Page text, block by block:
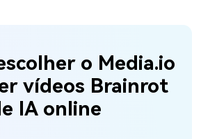
o Media.io
vídeos Brainrot
IA online